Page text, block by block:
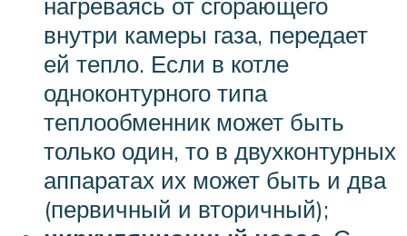
внутри камеры газа, передает
ей тепло. Если в котле
одноконтурного типа
теплообменник может быть
только один, то в двухконтурных
аппаратах их может быть и два
(первичный и вторичный);